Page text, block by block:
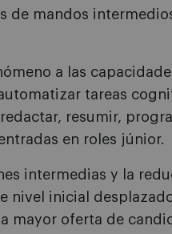
de mandos
a las
tareas
resumir,
en roles júnior.
intermedias y la
nivel inicial
mayor oferta de